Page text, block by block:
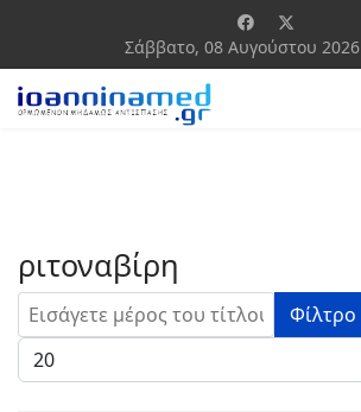
Σάββατο, 08 Αυγούστου 2026
ριτοναβίρη
Εισάγετε μέρος του τίτλου. Φίλτρο
Εμφάνιση #